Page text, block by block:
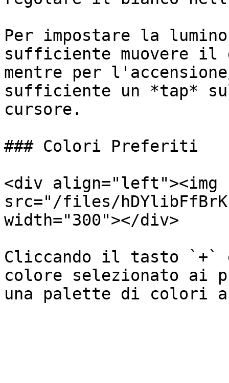
Per impostare la
sufficiente muovere il
mentre per
sufficiente un *tap*
cursore.
### Colori Preferiti
<div align="left"><img
src="/files/
width="300"></div>
Cliccando il tasto `+`
colore selezionato ai